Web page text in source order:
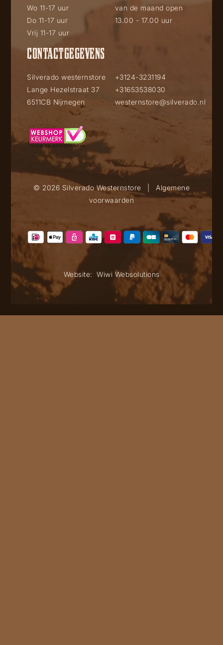
Wo 11-17 uur
Do 11-17 uur
Vrij 11-17 uur
van de maand open
13.00 - 17.00 uur
CONTACTGEGEVENS
Silverado westernstore
Lange Hezelstraat 37
6511CB Nijmegen
+3124-3231194
+31653538030
westernstore@silverado.nl
© 2026 Silverado Westernstore
Algemene
voorwaarden
Website: Wiwi Websolutions